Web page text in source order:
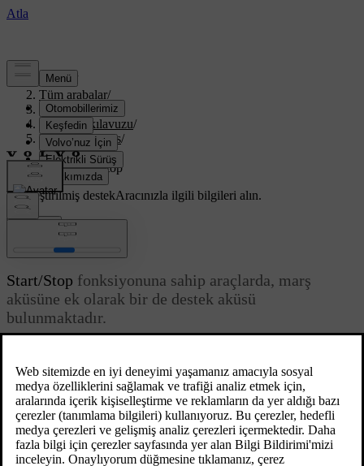
Destek
Tüm arabalar/
XC70 2016/
Kullanıcı kılavuzu/
Bakım ve servis/
Pil/
Akü - Start/Stop
Özelleştirilmiş destekAracınızla ilgili bilgileri alın.
Akü - Start/Stop
Start/Stop fonksiyonuna sahip araçlarda, marş
aküsüne ek olarak bir de destek aküsü
bulunmaktadır.
donatılmıştır - biri çalıştırma için ekstra güçlü akü ve diğeri
Start/Stopfonksiyonu çalıştırma sekansı sırasında yardım eden
yardımcı akü.
Start/Stop fonksiyonu hakkında daha fazla bilgi için bkz.
Start/Stop*